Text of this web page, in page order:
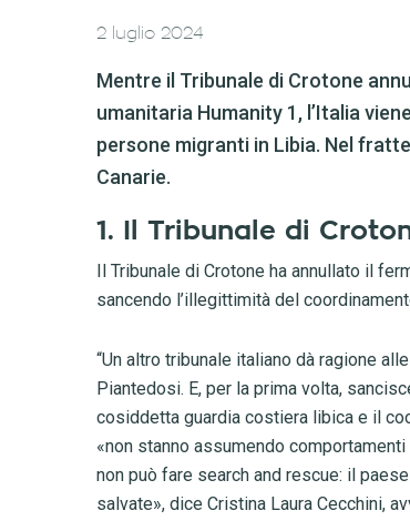
2 luglio 2024
Mentre il Tribunale di Crotone
umanitaria Humanity 1, l’Italia
persone migranti in Libia. Nel
Canarie.
1. Il Tribunale di
Il Tribunale di Crotone ha annullato il
sancendo l’illegittimità del
“Un altro tribunale italiano dà ragione
Piantedosi. E, per la prima volta,
cosiddetta guardia costiera libica e il
«non stanno assumendo
non può fare search and rescue: il
salvate», dice Cristina Laura Cecchini,